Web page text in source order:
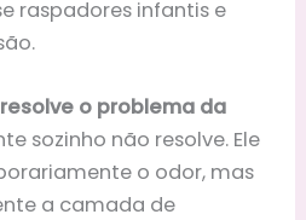
raspadores infantis e
o problema da
sozinho não resolve. Ele
o odor, mas
a camada de